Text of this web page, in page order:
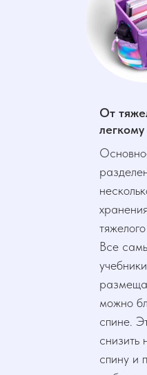
От
легкому
Все
учебники
можно
спине.
снизить
спину и